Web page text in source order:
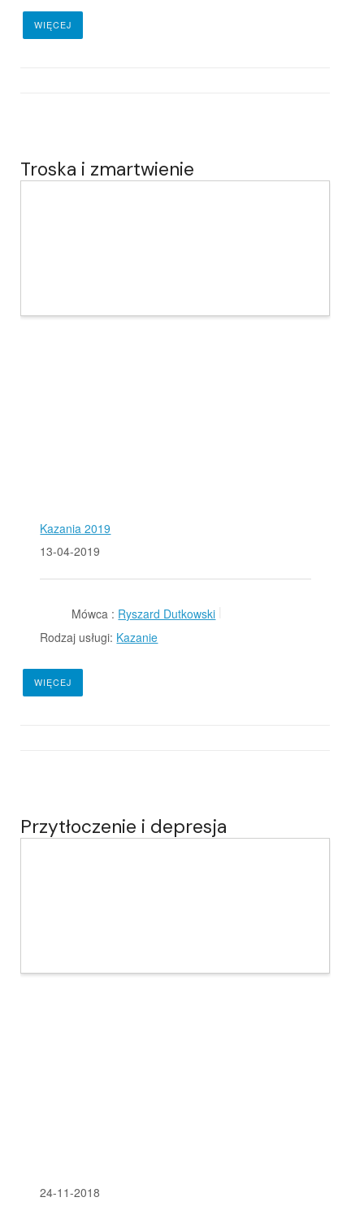
WIĘCEJ
Troska i zmartwienie
Kazania 2019
13-04-2019
Mówca : Ryszard Dutkowski
Rodzaj usługi: Kazanie
WIĘCEJ
Przytłoczenie i depresja
24-11-2018